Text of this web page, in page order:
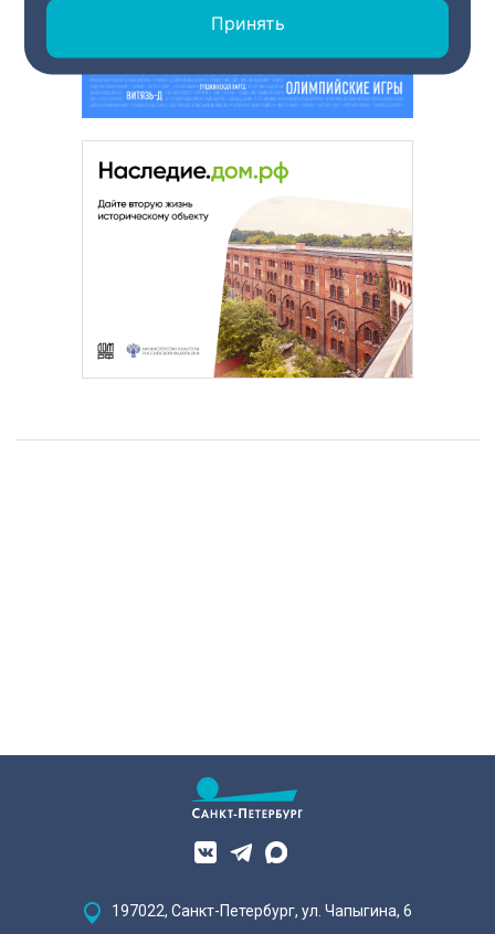
Принять
197022, Санкт-Петербург, ул. Чапыгина, 6